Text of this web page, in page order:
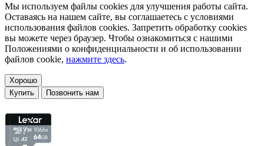
Мы используем файлы cookies для улучшения работы сайта.
Оставаясь на нашем сайте, вы соглашаетесь с условиями
использования файлов cookies. Запретить обработку cookies
вы можете через браузер. Чтобы ознакомиться с нашими
Положениями о конфиденциальности и об использовании
файлов cookie, нажмите здесь.
Хорошо
Купить
Позвонить нам